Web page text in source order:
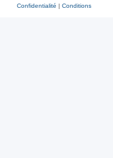
Confidentialité | Conditions